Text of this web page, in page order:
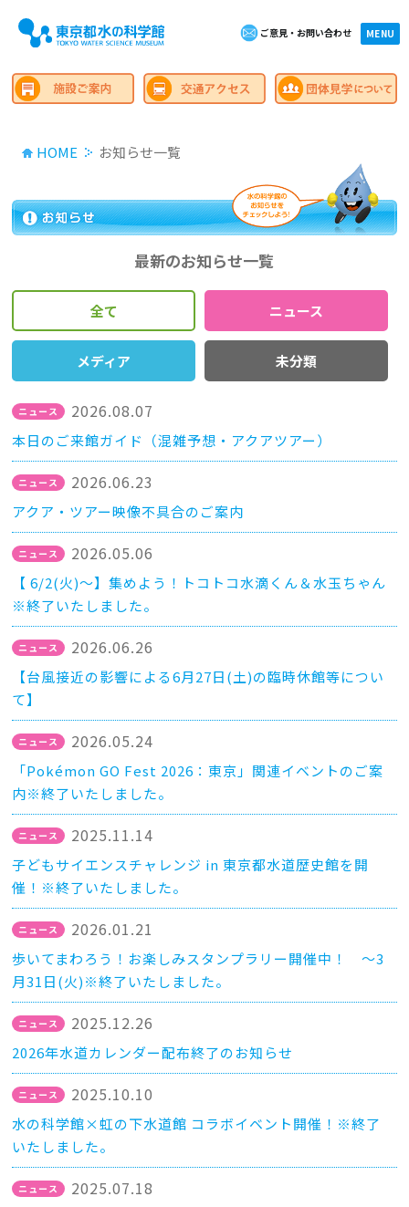
ご意見・お問い合わせ MENU
×close
HOME お知らせ一覧
最新のお知らせ一覧
全て ニュース
メディア 未分類
2026.08.07
本日のご来館ガイド（混雑予想・アクアツアー）
2026.06.23
アクア・ツアー映像不具合のご案内
2026.05.06
【 6/2(火)～】集めよう！トコトコ水滴くん＆水玉ちゃん
※終了いたしました。
2026.06.26
【台風接近の影響による6月27日(土)の臨時休館等につい
て】
2026.05.24
「Pokémon GO Fest 2026：東京」関連イベントのご案
内※終了いたしました。
2025.11.14
子どもサイエンスチャレンジ in 東京都水道歴史館を開
催！※終了いたしました。
2026.01.21
歩いてまわろう！お楽しみスタンプラリー開催中！ ～3
月31日(火)※終了いたしました。
2025.12.26
2026年水道カレンダー配布終了のお知らせ
2025.10.10
水の科学館×虹の下水道館 コラボイベント開催！※終了
いたしました。
2025.07.18